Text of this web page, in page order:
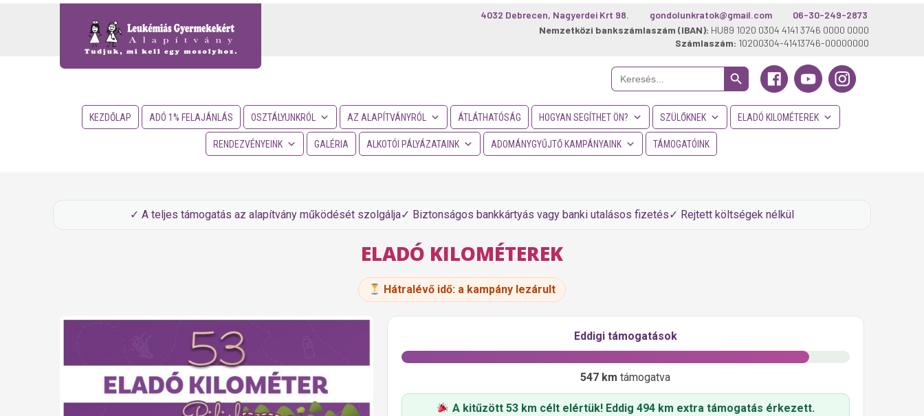
06-30-249-2873
gondolunkratok@gmail.com
4032 Debrecen, Nagyerdei Krt 98.
Nemzetközi bankszámlaszám (IBAN): HU89 1020 0304 4141 3746 0000 0000
Számlaszám: 10200304-41413746-00000000
Search
for:
Search Button
KEZDŐLAP ADÓ 1% FELAJÁNLÁS OSZTÁLYUNKRÓL AZ ALAPÍTVÁNYRÓL ÁTLÁTHATÓSÁG HOGYAN SEGÍTHET ÖN? SZÜLŐKNEK ELADÓ KILOMÉTEREK
RENDEZVÉNYEINK GALÉRIA ALKOTÓI PÁLYÁZATAINK ADOMÁNYGYŰJTŐ KAMPÁNYAINK TÁMOGATÓINK
✓ A teljes támogatás az alapítvány működését szolgálja✓ Biztonságos bankkártyás vagy banki utalásos fizetés✓ Rejtett költségek nélkül
ELADÓ KILOMÉTEREK
Hátralévő idő: a kampány lezárult
Eddigi támogatások
547 km támogatva
A kitűzött 53 km célt elértük! Eddig 494 km extra támogatás érkezett.